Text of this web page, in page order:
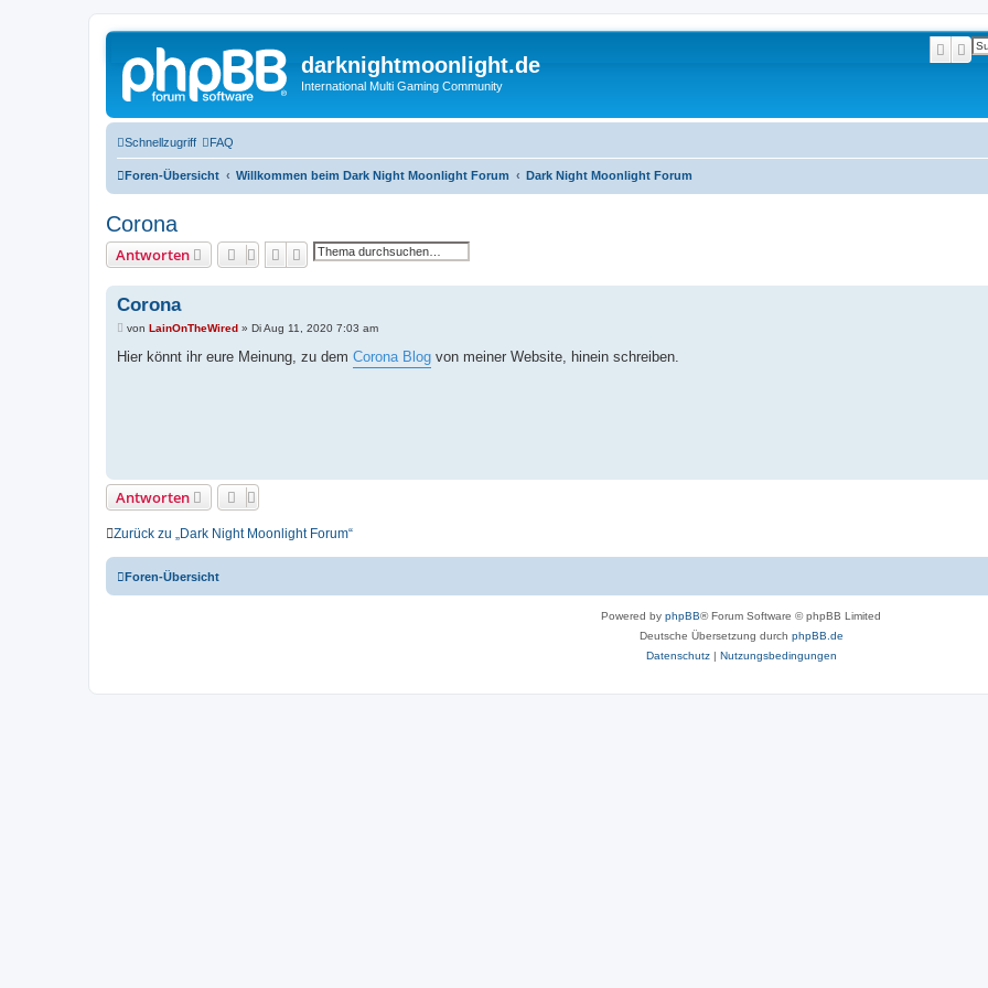
darknightmoonlight.de
International Multi Gaming Community
Suche
Schnellzugriff FAQ
Foren-Übersicht Willkommen beim Dark Night Moonlight Forum Dark Night Moonlight Forum
Corona
Antworten SucheErweiterte Suche
Corona
B
i
von LainOnTheWired » Di Aug 11, 2020 7:03 am
Hier könnt ihr eure Meinung, zu dem Corona Blog von meiner Website, hinein schreiben.
Antworten
Zurück zu „Dark Night Moonlight Forum“
Foren-Übersicht
Powered by phpBB® Forum Software © phpBB Limited
Deutsche Übersetzung durch phpBB.de
Datenschutz| Nutzungsbedingungen